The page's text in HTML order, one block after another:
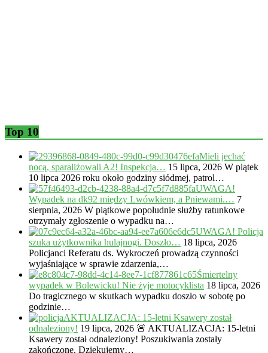
Top 10
Mieli jechać
nocą, sparaliżowali A2! Inspekcja… 15 lipca, 2026 W piątek
10 lipca 2026 roku około godziny siódmej, patrol…
UWAGA!
Wypadek na dk92 między Lwówkiem, a Pniewami.… 7
sierpnia, 2026 W piątkowe popołudnie służby ratunkowe
otrzymały zgłoszenie o wypadku na…
UWAGA! Policja
szuka użytkownika hulajnogi. Doszło… 18 lipca, 2026
Policjanci Referatu ds. Wykroczeń prowadzą czynności
wyjaśniające w sprawie zdarzenia,…
Śmiertelny
wypadek w Bolewicku! Nie żyje motocyklista 18 lipca, 2026
Do tragicznego w skutkach wypadku doszło w sobotę po
godzinie…
AKTUALIZACJA: 15-letni Ksawery został
odnaleziony! 19 lipca, 2026 🚨 AKTUALIZACJA: 15-letni
Ksawery został odnaleziony! Poszukiwania zostały
zakończone. Dziękujemy…